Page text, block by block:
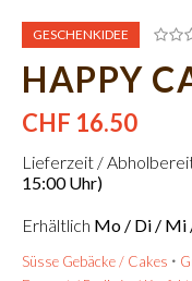
GESCHENKIDEE
HAPPY
CHF 16.50
Lieferzeit /
15:00 Uhr)
Erhältlich Mo / Di / Mi
Süsse Gebäcke / Cakes